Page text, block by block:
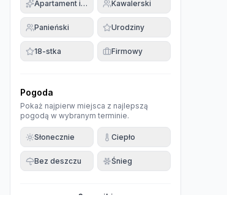
Apartament imprezowyKawalerski
Panieński Urodziny
18-stka Firmowy
Pogoda
Pokaż najpierw miejsca z najlepszą
pogodą w wybranym terminie.
Słonecznie Ciepło
Bez deszczu Śnieg
0 wyniki